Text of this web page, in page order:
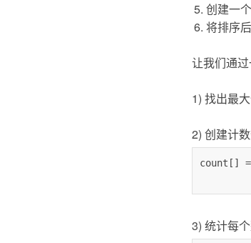
创建一
将排序
让我们通
1) 找出最
2) 创建计
count[]
3) 统计每